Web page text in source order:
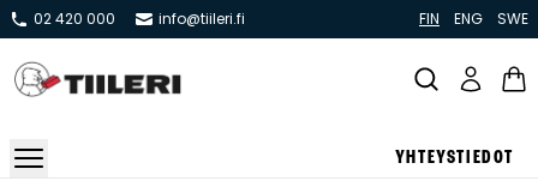
02 420 000 info@tiileri.fi FIN ENG SWE
YHTEYSTIEDOT